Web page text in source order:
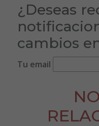
¿Deseas
cambios
Tu email